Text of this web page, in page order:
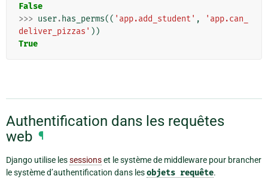
False
>>> user. has_perms(( 'app.add_student' ,
'app.can_
deliver_pizzas' ))
True
Authentification dans les requêtes
web ¶
Django utilise lessessionset le système de middleware pour brancher
le système d’authentification dans lesobjets requête.